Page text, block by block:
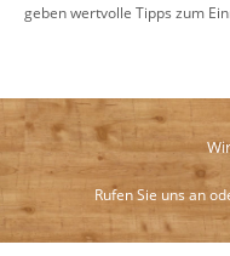
geben wertvolle Tipps zum
Rufen Sie uns an